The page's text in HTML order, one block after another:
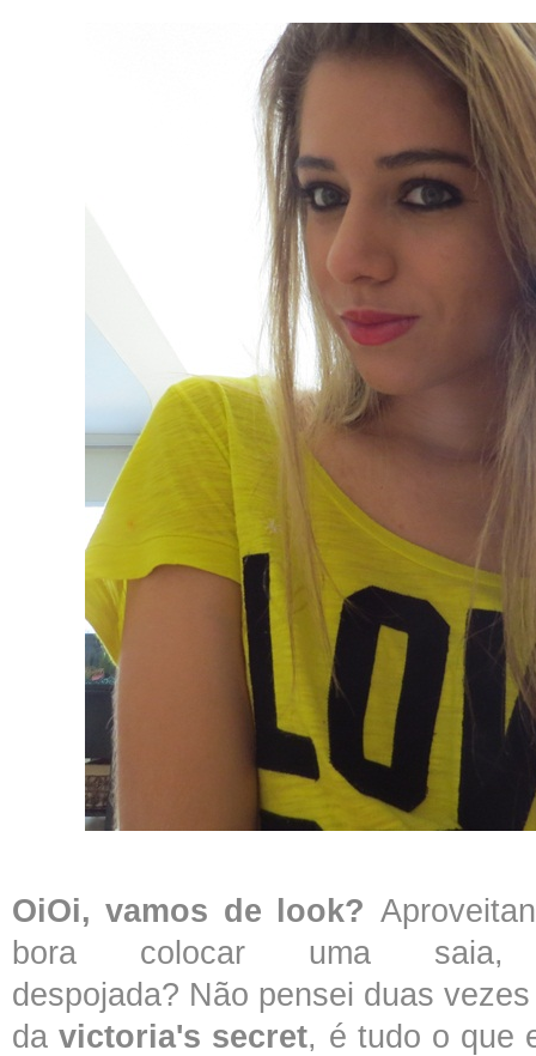
OiOi, vamos de look?
bora colocar uma
despojada? Não pensei duas
davictoria's secret, é tudo o que